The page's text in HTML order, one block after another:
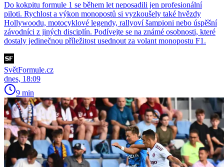
Do kokpitu formule 1 se během let neposadili jen profesionální
piloti. Rychlost a výkon monopostů si vyzkoušely také hvězdy
Hollywoodu, motocyklové legendy, rallyoví šampioni nebo úspěšní
závodníci z jiných disciplín. Podívejte se na známé osobnosti, které
dostaly jedinečnou příležitost usednout za volant monopostu F1.
SvětFormule.cz
dnes, 18:09
9 min